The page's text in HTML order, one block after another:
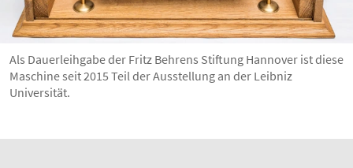
Als Dauerleihgabe der Fritz Behrens Stiftung Hannover ist diese
Maschine seit 2015 Teil der Ausstellung an der Leibniz
Universität.